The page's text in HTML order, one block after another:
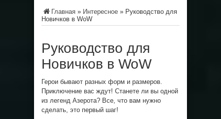
Главная » Интересное » Руководство для
Новичков в WoW
Руководство для
Новичков в WoW
Герои бывают разных форм и размеров.
Приключение вас ждут! Станете ли вы одной
из легенд Азерота? Все, что вам нужно
сделать, это первый шаг!